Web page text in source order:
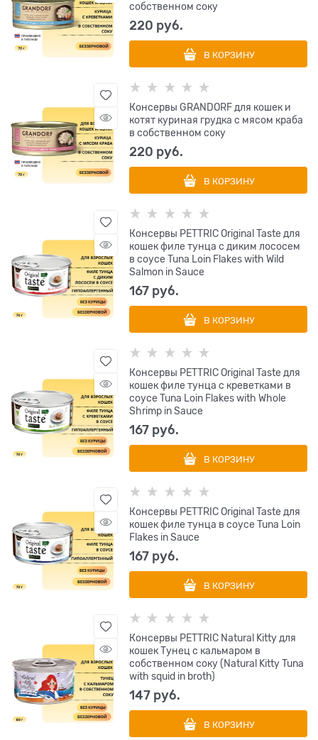
собственном соку
220 руб.
В КОРЗИНУ
Консервы GRANDORF для кошек и
котят куриная грудка с мясом краба
в собственном соку
220 руб.
В КОРЗИНУ
Консервы PETTRIC Original Taste для
кошек филе тунца с диким лососем
в соусе Tuna Loin Flakes with Wild
Salmon in Sauce
167 руб.
В КОРЗИНУ
Консервы PETTRIC Original Taste для
кошек филе тунца с креветками в
соусе Tuna Loin Flakes with Whole
Shrimp in Sauce
167 руб.
В КОРЗИНУ
Консервы PETTRIC Original Taste для
кошек филе тунца в соусе Tuna Loin
Flakes in Sauce
167 руб.
В КОРЗИНУ
Консервы PETTRIC Natural Kitty для
кошек Тунец с кальмаром в
собственном соку (Natural Kitty Tuna
with squid in broth)
147 руб.
В КОРЗИНУ